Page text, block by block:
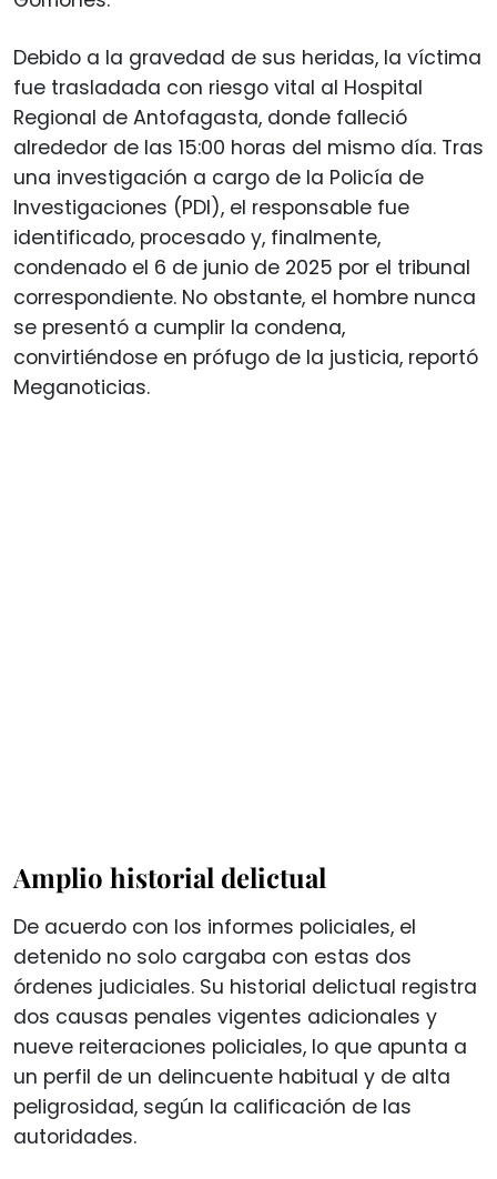
Debido a la gravedad de sus heridas, la víctima
fue trasladada con riesgo vital al Hospital
Regional de Antofagasta, donde falleció
alrededor de las 15:00 horas del mismo día. Tras
una investigación a cargo de la Policía de
Investigaciones (PDI), el responsable fue
identificado, procesado y, finalmente,
condenado el 6 de junio de 2025 por el tribunal
correspondiente. No obstante, el hombre nunca
se presentó a cumplir la condena,
convirtiéndose en prófugo de la justicia, reportó
Meganoticias.
Amplio historial delictual
De acuerdo con los informes policiales, el
detenido no solo cargaba con estas dos
órdenes judiciales. Su historial delictual registra
dos causas penales vigentes adicionales y
nueve reiteraciones policiales, lo que apunta a
un perfil de un delincuente habitual y de alta
peligrosidad, según la calificación de las
autoridades.